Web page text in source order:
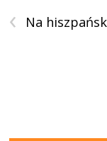
‹ Na